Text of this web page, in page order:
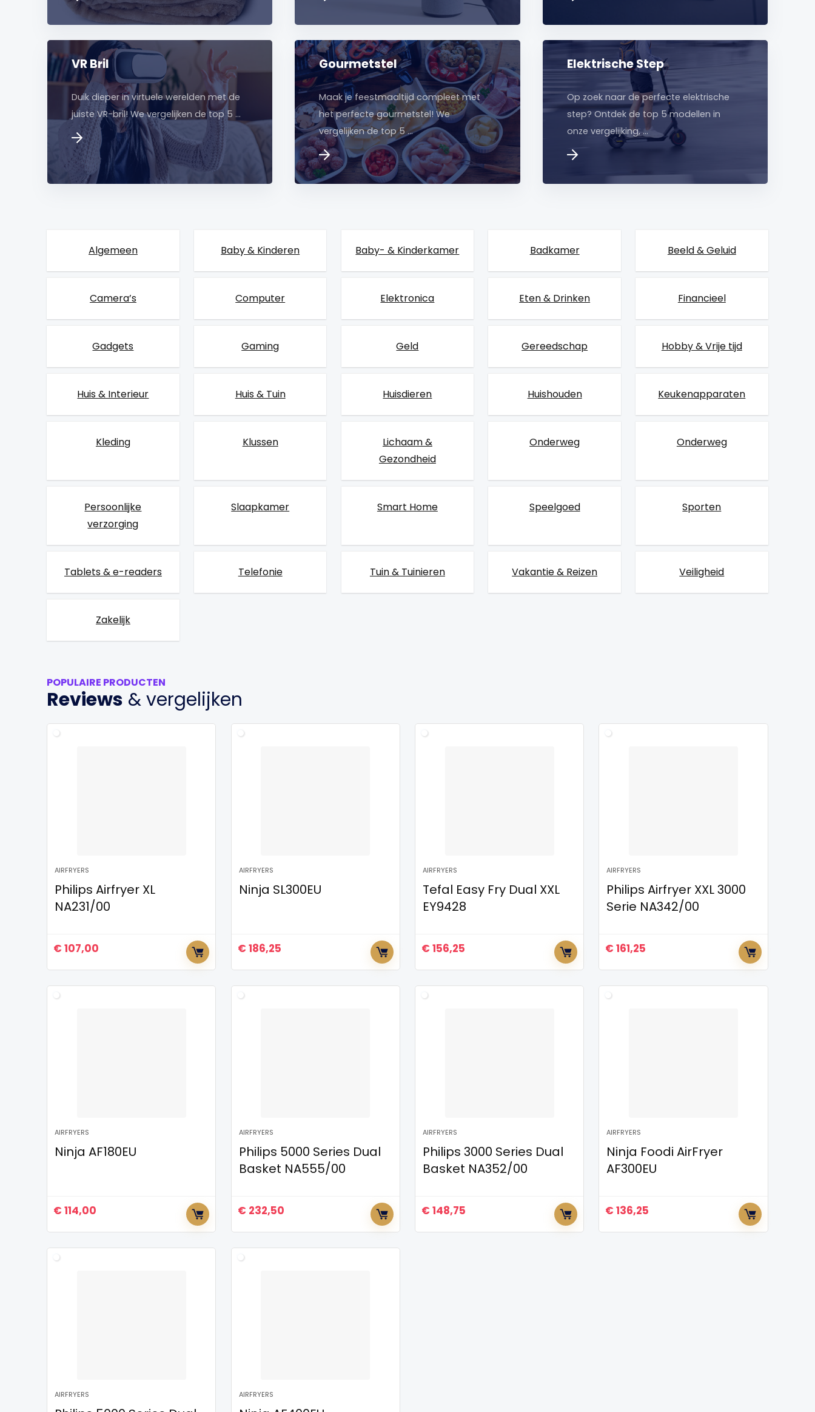
VR Bril
Duik dieper in virtuele werelden met de
juiste VR-bril! We vergelijken de top 5 …
Gourmetstel
Maak je feestmaaltijd compleet met
het perfecte gourmetstel! We
vergelijken de top 5 …
Elektrische Step
Op zoek naar de perfecte elektrische
step? Ontdek de top 5 modellen in
onze vergelijking, …
Algemeen Baby & Kinderen Baby- & Kinderkamer Badkamer Beeld & Geluid
Camera’s Computer Elektronica Eten & Drinken Financieel
Gadgets Gaming Geld Gereedschap Hobby & Vrije tijd
Huis & Interieur Huis & Tuin Huisdieren Huishouden Keukenapparaten
Kleding Klussen
Lichaam &
Gezondheid
Onderweg Onderweg
Persoonlijke
verzorging
Slaapkamer Smart Home Speelgoed Sporten
Tablets & e-readers Telefonie Tuin & Tuinieren Vakantie & Reizen Veiligheid
Zakelijk
POPULAIRE PRODUCTEN
Reviews & vergelijken
AIRFRYERS
Philips Airfryer XL
NA231/00
€ 107,00
AIRFRYERS
Ninja SL300EU
€ 186,25
AIRFRYERS
Tefal Easy Fry Dual XXL
EY9428
€ 156,25
AIRFRYERS
Philips Airfryer XXL 3000
Serie NA342/00
€ 161,25
AIRFRYERS
Ninja AF180EU
€ 114,00
AIRFRYERS
Philips 5000 Series Dual
Basket NA555/00
€ 232,50
AIRFRYERS
Philips 3000 Series Dual
Basket NA352/00
€ 148,75
AIRFRYERS
Ninja Foodi AirFryer
AF300EU
€ 136,25
AIRFRYERS AIRFRYERS